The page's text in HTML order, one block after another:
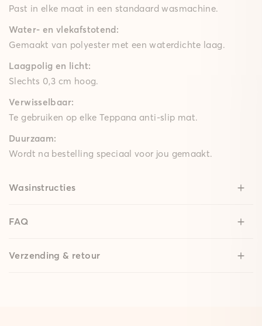
Past in elke maat in een standaard wasmachine.
Water- en vlekafstotend:
Gemaakt van polyester met een waterdichte laag.
Laagpolig en licht:
Slechts 0,3 cm hoog.
Verwisselbaar:
Te gebruiken op elke Teppana anti-slip mat.
Duurzaam:
Wordt na bestelling speciaal voor jou gemaakt.
Wasinstructies
FAQ
Verzending & retour